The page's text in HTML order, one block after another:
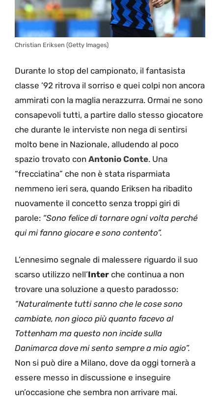
Christian Eriksen (Getty Images)
Durante lo stop del campionato, il fantasista
classe ’92 ritrova il sorriso e quei colpi non ancora
ammirati con la maglia nerazzurra. Ormai ne sono
consapevoli tutti, a partire dallo stesso giocatore
che durante le interviste non nega di sentirsi
molto bene in Nazionale, alludendo al poco
spazio trovato con Antonio Conte. Una
“frecciatina” che non è stata risparmiata
nemmeno ieri sera, quando Eriksen ha ribadito
nuovamente il concetto senza troppi giri di
parole: “Sono felice di tornare ogni volta perché
qui mi fanno giocare e sono contento”.
L’ennesimo segnale di malessere riguardo il suo
scarso utilizzo nell’Inter che continua a non
trovare una soluzione a questo paradosso:
“Naturalmente tutti sanno che le cose sono
cambiate, non gioco più quanto facevo al
Tottenham ma questo non incide sulla
Danimarca dove mi sento sempre a mio agio”.
Non si può dire a Milano, dove da oggi tornerà a
essere messo in discussione e inseguire
un’occasione che sembra non arrivare mai.